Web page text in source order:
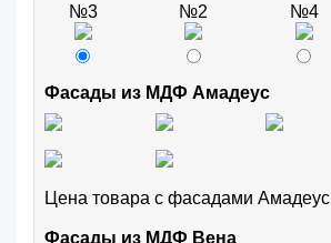
№3
№2 №4
Фасады из МДФ Амадеус
Цена товара с фасадами Амадеус
Фасады из МДФ Вена